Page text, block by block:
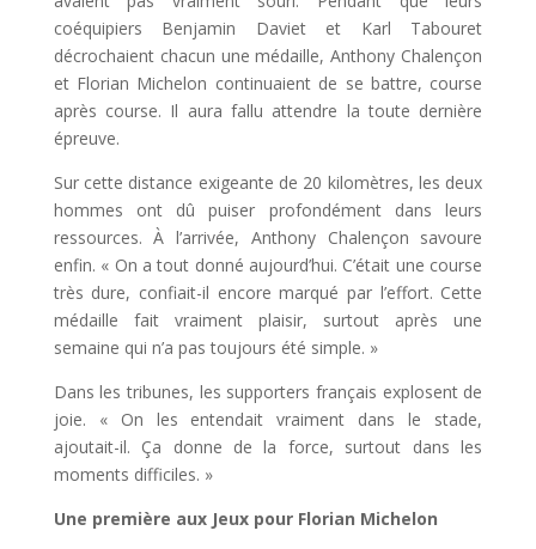
coéquipiers Benjamin Daviet et Karl Tabouret
décrochaient chacun une médaille, Anthony Chalençon
et Florian Michelon continuaient de se battre, course
après course. Il aura fallu attendre la toute dernière
épreuve.
Sur cette distance exigeante de 20 kilomètres, les deux
hommes ont dû puiser profondément dans leurs
ressources. À l’arrivée, Anthony Chalençon savoure
enfin. « On a tout donné aujourd’hui. C’était une course
très dure, confiait-il encore marqué par l’effort. Cette
médaille fait vraiment plaisir, surtout après une
semaine qui n’a pas toujours été simple. »
Dans les tribunes, les supporters français explosent de
joie. « On les entendait vraiment dans le stade,
ajoutait-il. Ça donne de la force, surtout dans les
moments difficiles. »
Une première aux Jeux pour Florian Michelon